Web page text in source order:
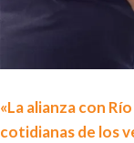
«La alianza con
cotidianas de los